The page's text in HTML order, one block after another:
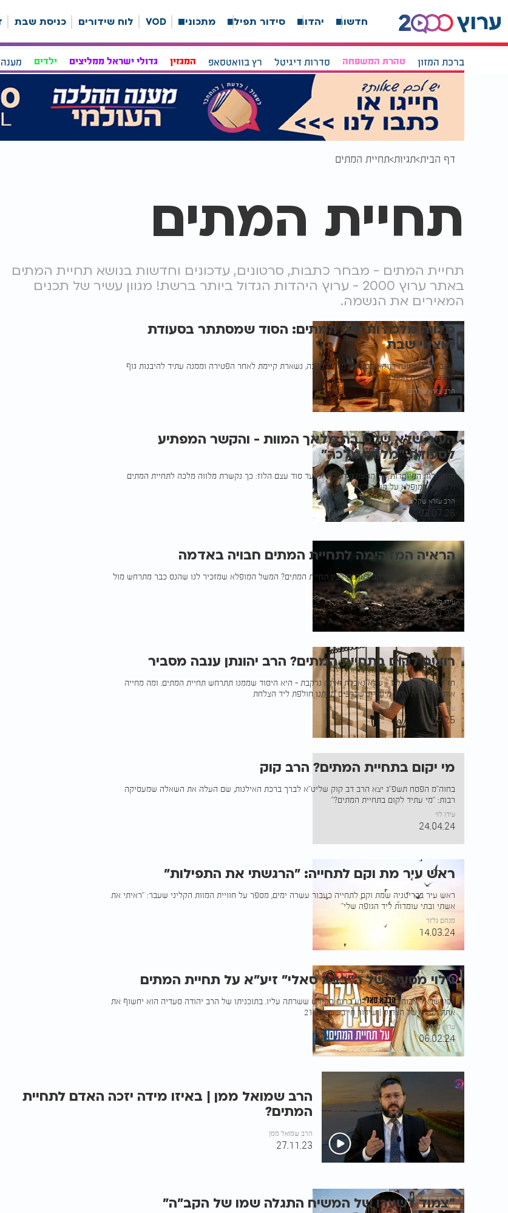
חדשות יהדות סידור תפילה מתכונים VOD לוח שידורים כניסת שבת
ברכת המזון טהרת המשפחה סדרות דיגיטל רץ בוואטסאפ המגזין גדולי ישראל ממליצים ילדים
דף הבית תגיות תחיית המתים
תחיית המתים
תחיית המתים - מבחר כתבות, סרטונים, עדכונים וחדשות בנושא תחיית המתים
באתר ערוץ 2000 - ערוץ היהדות הגדול ביותר ברשת! מגוון עשיר של תכנים
המאירים את הנשמה.
מלווה מלכה ותחיית המתים: הסוד שמסתתר בסעודת
מוצאי שבת
"עצם הלוז" ניזונה דווקא מסעודת מלווה מלכה, נשארת קיימת לאחר הפטירה וממנה עתיד להיבנות גוף
האדם בתחיית המתים.
הרב עזרא שקלים
11.07.26
העיר שלא שלט בה מלאך המוות - והקשר המפתיע
לסעודת "מלווה מלכה"
מהסגולות המיוחדות של הסעודה הרביעית ועד סוד עצם הלוז: כך נקשרת מלווה מלכה לתחיית המתים
ולסיפור המופלא על העיר לוז
הרב עזרא שקלים
03.07.26
הראיה המדהימה לתחיית המתים חבויה באדמה
מה הקשר בין זרע שנרקב באדמה לבין תחיית המתים? המשל המופלא שמזכיר לנו שהנס כבר מתרחש מול
העיניים. צריך רק לדעת להסתכל
עידו לוי
24.11.25
רוצים לקום בתחיית המתים? הרב יהונתן ענבה מסביר
חז"ל גילו: עצם הלוז - שלא נאכלת ואינה נרקבת - היא היסוד שממנו תתרחש תחיית המתים. ומה מחייה
אותה? סעודה אחת מיוחדת, שברבים מאתנו חולפת ליד הצלחת
עידו לוי
10.07.25
מי יקום בתחיית המתים? הרב קוק
בחוה"מ הפסח תשפ"ג יצא הרב דב קוק שליט"א לברך ברכת האילנות, שם העלה את השאלה שמעסיקה
רבות: "מי עתיד לקום בתחיית המתים?"
עידו לוי
24.04.24
ראש עיר מת וקם לתחייה: "הרגשתי את התפילות"
ראש עיר בבריטניה שמת וקם לתחייה כעבור עשרה ימים, מספר על חוויית המוות הקליני שעבר: "ראיתי את
אשתי ובתי עומדות ליד הגופה שלי"
מנחם גלזר
14.03.24
גילוי מסעיר של ה"בבא סאלי" זיע"א על תחיית המתים
רבי ישראל אבוחצירא היה ידוע ברוח הקודש ששרתה עליו. בתוכניתו של הרב יהודה סעדיה הוא יחשוף את
אחד הגילוי של הצדיק | שידור חי בשעה 21:00
ערוץ 2000
06.02.24
הרב שמואל ממן | באיזו מידה יזכה האדם לתחיית
המתים?
הרב שמואל ממן
27.11.23
"צמוד לשערו של המשיח התגלה שמו של הקב"ה"